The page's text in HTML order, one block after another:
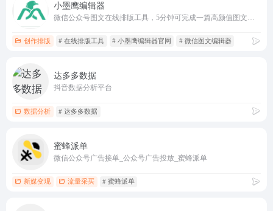
小墨鹰编辑器
创作排版 # 在线排版工具 # 小墨鹰编辑器官网 # 微信图文编辑器
达多多数据
抖音数据分析平台
数据分析 # 达多多数据
蜜蜂派单
微信公众号广告接单_公众号广告投放_蜜蜂派单
新媒变现 流量采买 # 蜜蜂派单